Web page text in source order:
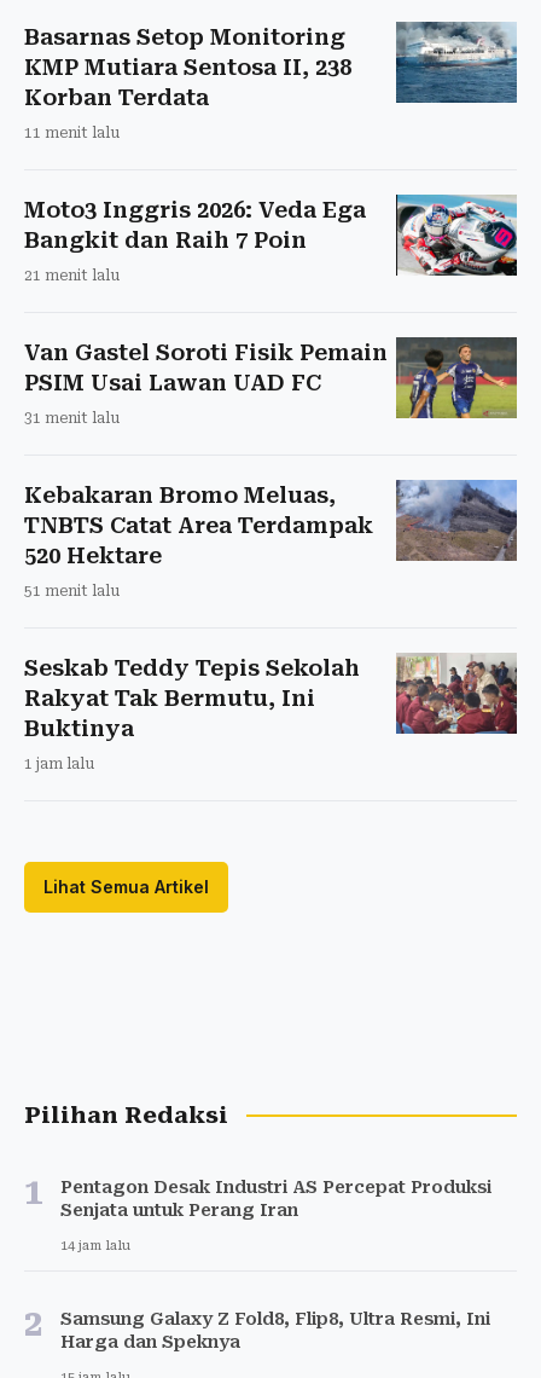
Basarnas Setop Monitoring
KMP Mutiara Sentosa II, 238
Korban Terdata
11 menit lalu
Moto3 Inggris 2026: Veda Ega
Bangkit dan Raih 7 Poin
21 menit lalu
Van Gastel Soroti Fisik Pemain
PSIM Usai Lawan UAD FC
31 menit lalu
Kebakaran Bromo Meluas,
TNBTS Catat Area Terdampak
520 Hektare
51 menit lalu
Seskab Teddy Tepis Sekolah
Rakyat Tak Bermutu, Ini
Buktinya
1 jam lalu
Lihat Semua Artikel
Pilihan Redaksi
1
Pentagon Desak Industri AS Percepat Produksi
Senjata untuk Perang Iran
14 jam lalu
2
Samsung Galaxy Z Fold8, Flip8, Ultra Resmi, Ini
Harga dan Speknya